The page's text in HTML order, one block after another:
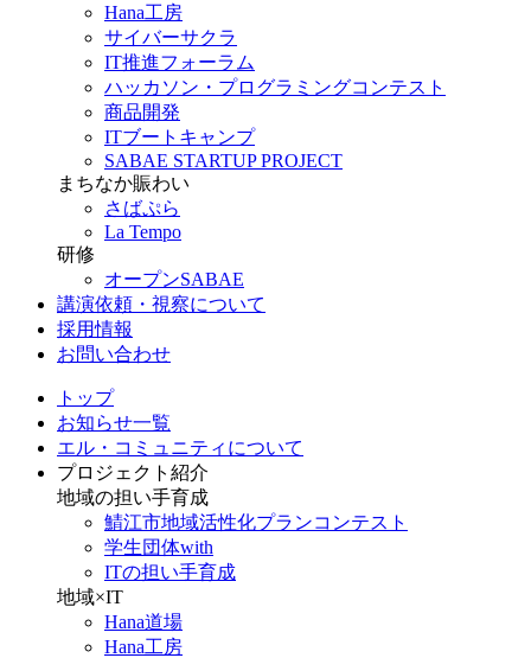
Hana工房
サイバーサクラ
IT推進フォーラム
ハッカソン・プログラミングコンテスト
商品開発
ITブートキャンプ
SABAE STARTUP PROJECT
まちなか賑わい
さばぷら
La Tempo
研修
オープンSABAE
講演依頼・視察について
採用情報
お問い合わせ
トップ
お知らせ一覧
エル・コミュニティについて
プロジェクト紹介
地域の担い手育成
鯖江市地域活性化プランコンテスト
学生団体with
ITの担い手育成
地域×IT
Hana道場
Hana工房